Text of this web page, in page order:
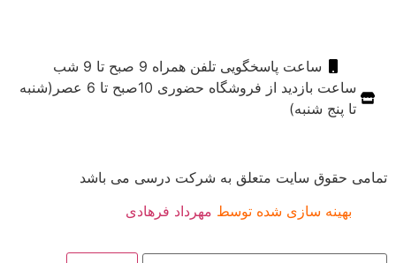
ساعت پاسخگویی تلفن همراه 9 صبح تا 9 شب
ساعت بازدید از فروشگاه حضوری 10صبح تا 6 عصر(شنبه
تا پنج شنبه)
تمامی حقوق سایت متعلق به شرکت درسی می باشد
بهینه سازی شده توسط مهرداد فرهادی